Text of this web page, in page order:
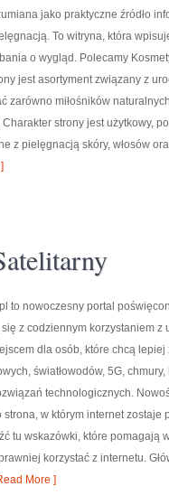
jako praktyczne źródło
To witryna, która
o wygląd. Polecamy
jest asortyment związany z
zarówno miłośników
strony jest użytkowy,
z pielęgnacją skóry, włosów
to nowoczesny portal
się z codziennym korzystaniem
dla osób, które chcą
światłowodów, 5G,
technologicznych.
strona, w którym internet zostaje
tu wskazówki, które pomagają
korzystać z internetu.
More ]